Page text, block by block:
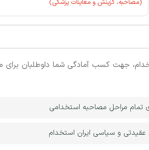
(مصاحبه، گزینش و معاینات پزشکی)
جهت کسب آمادگی شما داوطلبان
تمام مراحل مصاحبه استخدامی
و سیاسی ایران استخدام